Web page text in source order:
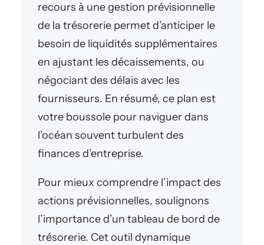
recours à une gestion prévisionnelle
de la trésorerie permet d’anticiper le
besoin de liquidités supplémentaires
en ajustant les décaissements, ou
négociant des délais avec les
fournisseurs. En résumé, ce plan est
votre boussole pour naviguer dans
l’océan souvent turbulent des
finances d’entreprise.
Pour mieux comprendre l’impact des
actions prévisionnelles, soulignons
l’importance d’un tableau de bord de
trésorerie. Cet outil dynamique